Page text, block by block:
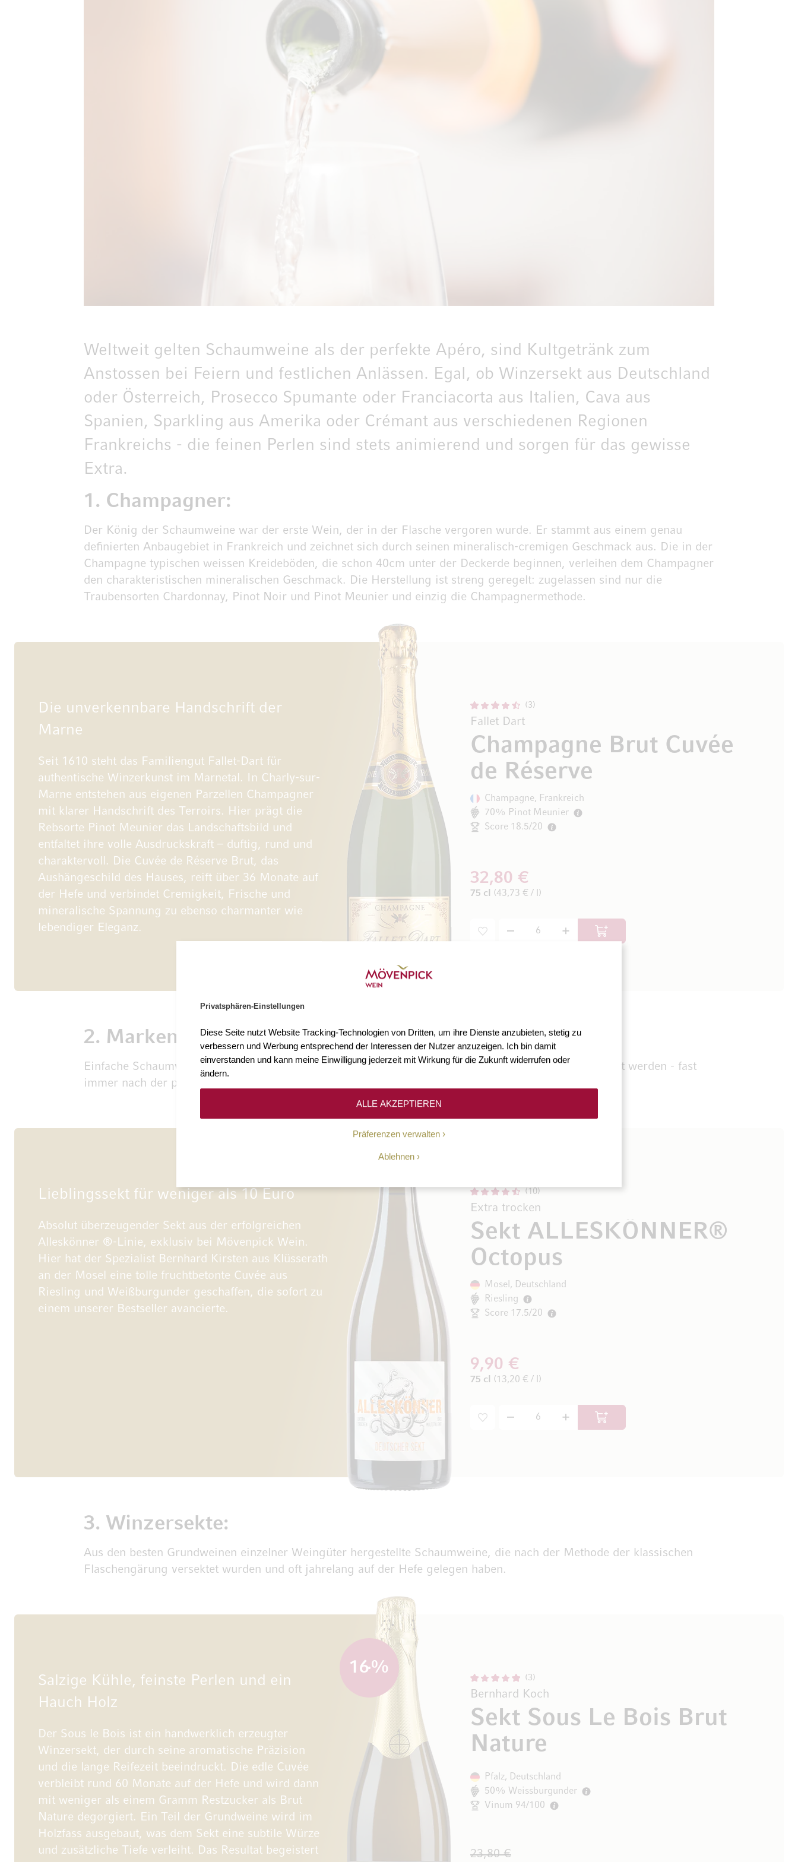
Privatsphären-Einstellungen
Diese Seite nutzt Website Tracking-Technologien von Dritten, um ihre Dienste anzubieten, stetig zu
verbessern und Werbung entsprechend der Interessen der Nutzer anzuzeigen. Ich bin damit
einverstanden und kann meine Einwilligung jederzeit mit Wirkung für die Zukunft widerrufen oder
ändern.
Präferenzen verwalten
Ablehnen
ALLE AKZEPTIEREN
Weltweit gelten Schaumweine als der perfekte Apéro, sind Kultgetränk zum
Anstossen bei Feiern und festlichen Anlässen. Egal, ob Winzersekt aus Deutschland
oder Österreich, Prosecco Spumante oder Franciacorta aus Italien, Cava aus
Spanien, Sparkling aus Amerika oder Crémant aus verschiedenen Regionen
Frankreichs - die feinen Perlen sind stets animierend und sorgen für das gewisse
Extra.
1. Champagner:
Der König der Schaumweine war der erste Wein, der in der Flasche vergoren wurde. Er stammt aus einem genau
definierten Anbaugebiet in Frankreich und zeichnet sich durch seinen mineralisch-cremigen Geschmack aus. Die in der
Champagne typischen weissen Kreideböden, die schon 40cm unter der Deckerde beginnen, verleihen dem Champagner
den charakteristischen mineralischen Geschmack. Die Herstellung ist streng geregelt: zugelassen sind nur die
Traubensorten Chardonnay, Pinot Noir und Pinot Meunier und einzig die Champagnermethode.
Die unverkennbare Handschrift der
Marne
Seit 1610 steht das Familiengut Fallet-Dart für
authentische Winzerkunst im Marnetal. In Charly-sur-
Marne entstehen aus eigenen Parzellen Champagner
mit klarer Handschrift des Terroirs. Hier prägt die
Rebsorte Pinot Meunier das Landschaftsbild und
entfaltet ihre volle Ausdruckskraft – duftig, rund und
charaktervoll. Die Cuvée de Réserve Brut, das
Aushängeschild des Hauses, reift über 36 Monate auf
der Hefe und verbindet Cremigkeit, Frische und
mineralische Spannung zu ebenso charmanter wie
lebendiger Eleganz.
3
Fallet Dart
Champagne Brut Cuvée
de Réserve
Champagne, Frankreich
70% Pinot Meunier
Score 18.5/20
32,80 €
75 cl (43,73 € / l)
In den Warenkorb
2. Markensekte:
Einfache Schaumweine, die aus Riesling oder anderen Traubensorten und Sortengemischen hergestellt werden - fast
immer nach der preiswerten Charmat-Methode.
Lieblingssekt für weniger als 10 Euro
Absolut überzeugender Sekt aus der erfolgreichen
Alleskönner ®-Linie, exklusiv bei Mövenpick Wein.
Hier hat der Spezialist Bernhard Kirsten aus Klüsserath
an der Mosel eine tolle fruchtbetonte Cuvée aus
Riesling und Weißburgunder geschaffen, die sofort zu
einem unserer Bestseller avancierte.
10
Extra trocken
Sekt ALLESKÖNNER®
Octopus
Mosel, Deutschland
Riesling
Score 17.5/20
9,90 €
75 cl (13,20 € / l)
In den Warenkorb
3. Winzersekte:
Aus den besten Grundweinen einzelner Weingüter hergestellte Schaumweine, die nach der Methode der klassischen
Flaschengärung versektet wurden und oft jahrelang auf der Hefe gelegen haben.
Salzige Kühle, feinste Perlen und ein
Hauch Holz
Der Sous le Bois ist ein handwerklich erzeugter
Winzersekt, der durch seine aromatische Präzision
und die lange Reifezeit beeindruckt. Die edle Cuvée
verbleibt rund 60 Monate auf der Hefe und wird dann
mit weniger als einem Gramm Restzucker als Brut
Nature degorgiert. Ein Teil der Grundweine wird im
Holzfass ausgebaut, was dem Sekt eine subtile Würze
und zusätzliche Tiefe verleiht. Das Resultat begeistert
3
Bernhard Koch
Sekt Sous Le Bois Brut
Nature
16%
Pfalz, Deutschland
50% Weissburgunder
Vinum 94/100
23,80 €